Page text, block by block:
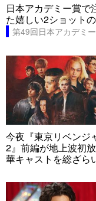
日本アカデミー賞で
た嬉しい2ショット
第49回日本アカデミ
今夜『東京リベンジ
2』前編が地上波初
華キャストを総ざら